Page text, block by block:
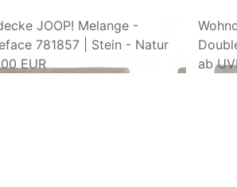
JOOP! Melange -
781857 | Stein - Natur
EUR
ab